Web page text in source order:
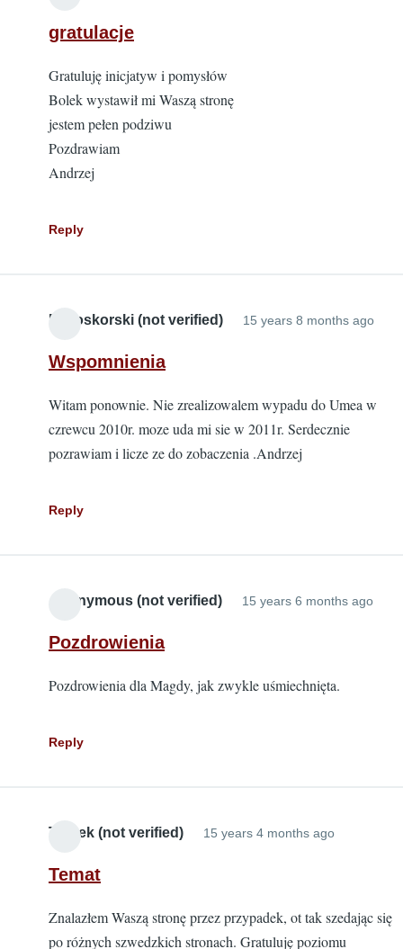
gratulacje
Gratuluję inicjatyw i pomysłów
Bolek wystawił mi Waszą stronę
jestem pełen podziwu
Pozdrawiam
Andrzej
Reply
Bialoskorski (not verified) 15 years 8 months ago
Wspomnienia
Witam ponownie. Nie zrealizowalem wypadu do Umea w
czrewcu 2010r. moze uda mi sie w 2011r. Serdecznie
pozrawiam i licze ze do zobaczenia .Andrzej
Reply
Anonymous (not verified) 15 years 6 months ago
Pozdrowienia
Pozdrowienia dla Magdy, jak zwykle uśmiechnięta.
Reply
Tomek (not verified) 15 years 4 months ago
Temat
Znalazłem Waszą stronę przez przypadek, ot tak szedając się
po różnych szwedzkich stronach. Gratuluję poziomu